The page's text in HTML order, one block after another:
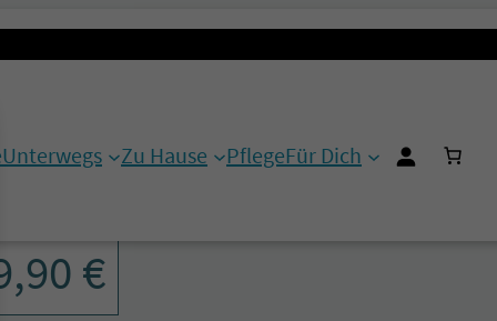
Unterwegs Zu Hause PflegeFür Dich
€